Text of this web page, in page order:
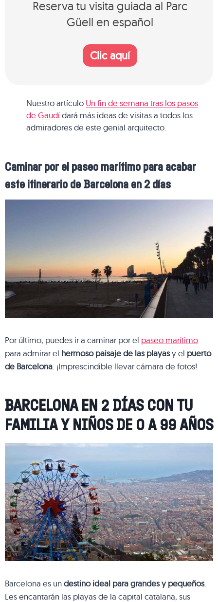
Reserva tu visita guiada al Parc
Güell en español
Clic aquí
Nuestro artículo Un fin de semana tras los pasos
de Gaudídará más ideas de visitas a todos los
admiradores de este genial arquitecto.
Caminar por el paseo marítimo para acabar
este itinerario de Barcelona en 2 días
Por último, puedes ir a caminar por el paseo marítimo
para admirar el hermoso paisaje de las playasy el puerto
de Barcelona. ¡Imprescindible llevar cámara de fotos!
BARCELONA EN 2 DÍAS CON TU
FAMILIA Y NIÑOS DE 0 A 99 AÑOS
Barcelona es undestino ideal para grandes y pequeños.
Les encantarán las playas de la capital catalana, sus